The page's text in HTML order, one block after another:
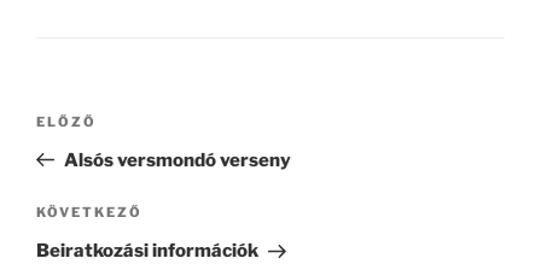
Bejegyzés
Korábbi
bejegyzés
ELŐZŐ
Alsós versmondó verseny
Következő
bejegyzés
KÖVETKEZŐ
Beiratkozási információk